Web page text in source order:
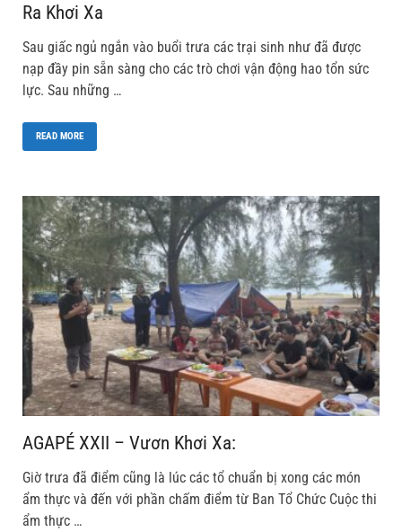
Ra Khơi Xa
Sau giấc ngủ ngắn vào buổi trưa các trại sinh như đã được
nạp đầy pin sẵn sàng cho các trò chơi vận động hao tổn sức
lực. Sau những …
READ MORE
AGAPÉ XXII – Vươn Khơi Xa:
Giờ trưa đã điểm cũng là lúc các tổ chuẩn bị xong các món
ẩm thực và đến với phần chấm điểm từ Ban Tổ Chức Cuộc thi
ẩm thực …